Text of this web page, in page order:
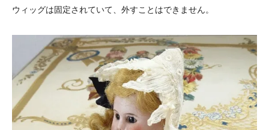
ウィッグは固定されていて、外すことはできません。